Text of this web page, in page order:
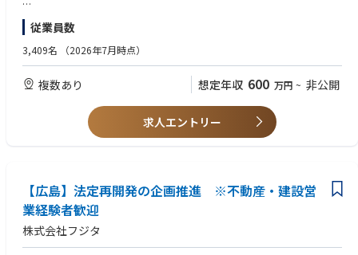
■案件例：
産業系・住宅系・複合施設系の開発事業、土地区画整理事業 等
※地権者、行政、コンサルティング会社など幅広い関係者との調整を通し
て、開発のプロジェクトマネジメント（PM）力が身に付きます。
らではの提案と経験ができる貴重なお仕事です。
※奏の杜(千葉県)：同社が「まちづくりコーディネーター」として総合プ
座学やOJTを通して知識・スキルを身に付けることが可能です。開発未経
験でも不動産経験を活かしてチャレンジしたいという方を歓迎していま
す。
※開発未経験者の入社事例有
■歓迎資格：
宅地建物取引士、土地区画整理士、土木施工管理技士
従業員数
3,409名 （2026年7月時点）
複数あり 想定年収 600 万円 ~ 非公開
求人エントリー
【広島】法定再開発の企画推進 ※不動産・建設営
業経験者歓迎
株式会社フジタ